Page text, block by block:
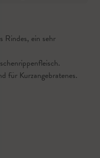
Rindes, ein sehr
für Kurzangebratenes.